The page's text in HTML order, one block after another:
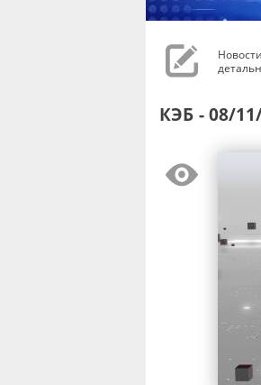
КЭБ - 08/